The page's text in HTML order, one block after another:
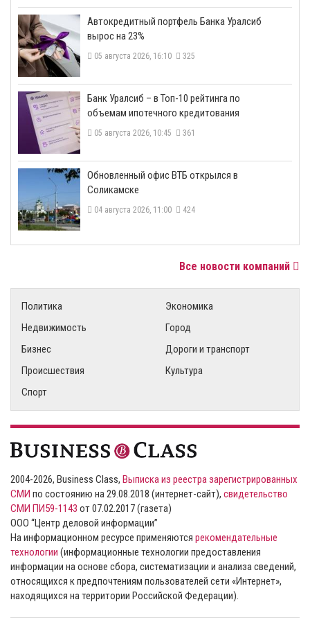
​Автокредитный портфель Банка Уралсиб
вырос на 23%
05 августа 2026, 16:10 325
​Банк Уралсиб – в Топ-10 рейтинга по
объемам ипотечного кредитования
05 августа 2026, 10:45 361
​Обновленный офис ВТБ открылся в
Соликамске
04 августа 2026, 11:00 424
Все новости компаний
Политика
Экономика
Недвижимость
Город
Бизнес
Дороги и транспорт
Происшествия
Культура
Спорт
2004-2026, Business Class, Выписка из реестра зарегистрированных
СМИ по состоянию на 29.08.2018 (интернет-сайт), свидетельство
СМИ ПИ59-1143 от 07.02.2017 (газета)
ООО “Центр деловой информации”
На информационном ресурсе применяются рекомендательные
технологии (информационные технологии предоставления
информации на основе сбора, систематизации и анализа сведений,
относящихся к предпочтениям пользователей сети «Интернет»,
находящихся на территории Российской Федерации).